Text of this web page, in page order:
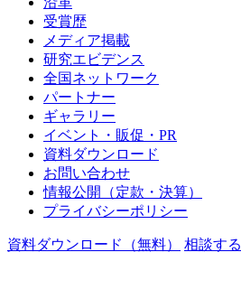
受賞歴
メディア掲載
研究エビデンス
全国ネットワーク
パートナー
ギャラリー
イベント・販促・PR
資料ダウンロード
お問い合わせ
情報公開（定款・決算）
プライバシーポリシー
資料ダウンロード（無料） 相談する